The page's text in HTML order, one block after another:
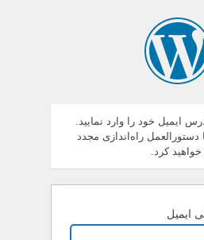
ایمیل خود را وارد نمایید.
دستورالعمل راه‌اندازی مجدد
کرد.
ایمیل